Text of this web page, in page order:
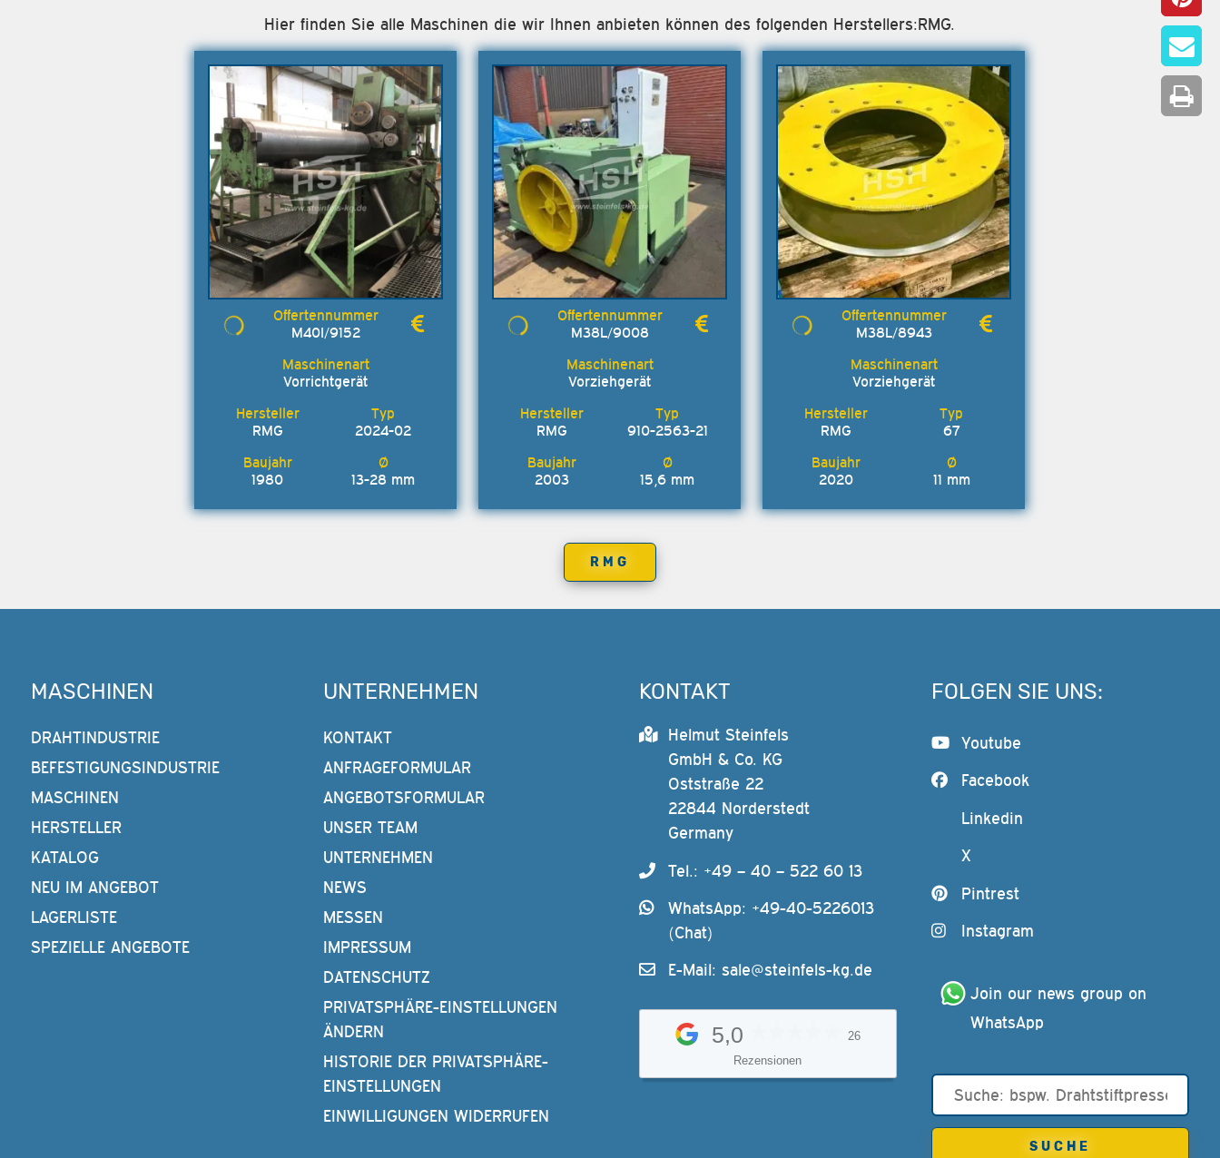
Hier finden Sie alle Maschinen die wir Ihnen anbieten können des folgenden Herstellers:RMG.
M40I/9152
Vorrichtgerät
RMG 2024-02
1980 13-28 mm
M38L/9008
Vorziehgerät
RMG 910-2563-21
2003 15,6 mm
M38L/8943
Vorziehgerät
RMG 67
2020 11 mm
RMG
MASCHINEN
DRAHTINDUSTRIE
BEFESTIGUNGSINDUSTRIE
MASCHINEN
HERSTELLER
KATALOG
NEU IM ANGEBOT
LAGERLISTE
SPEZIELLE ANGEBOTE
UNTERNEHMEN
KONTAKT
ANFRAGEFORMULAR
ANGEBOTSFORMULAR
UNSER TEAM
UNTERNEHMEN
NEWS
MESSEN
IMPRESSUM
DATENSCHUTZ
PRIVATSPHÄRE-EINSTELLUNGEN
ÄNDERN
HISTORIE DER PRIVATSPHÄRE-
EINSTELLUNGEN
EINWILLIGUNGEN WIDERRUFEN
KONTAKT
Helmut Steinfels
GmbH & Co. KG
Oststraße 22
22844 Norderstedt
Germany
Tel.: +49 – 40 – 522 60 13
WhatsApp: +49-40-5226013
(Chat)
E-Mail:sale@steinfels-kg.de
5,0
26
Rezensionen
FOLGEN SIE UNS:
Youtube
Facebook
Linkedin
X
Pintrest
Instagram
Join our news group on
WhatsApp